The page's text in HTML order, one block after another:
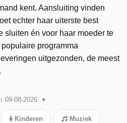
kent. Aansluiting vinden
echter haar uiterste best
sluiten én voor haar moeder te
programma
uitgezonden, de meest
09-08-2026
Kinderen Muziek